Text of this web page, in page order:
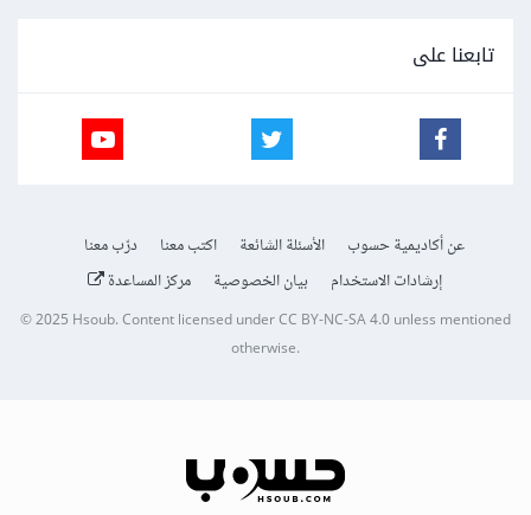
تابعنا على
عن أكاديمية حسوب الأسئلة الشائعة اكتب معنا
درّب معنا
إرشادات الاستخدام
بيان الخصوصية مركز المساعدة
© 2025Hsoub.Content licensed underCC BY-NC-SA 4.0unless mentioned
otherwise.